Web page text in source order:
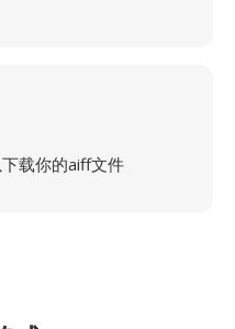
载你的aiff文件